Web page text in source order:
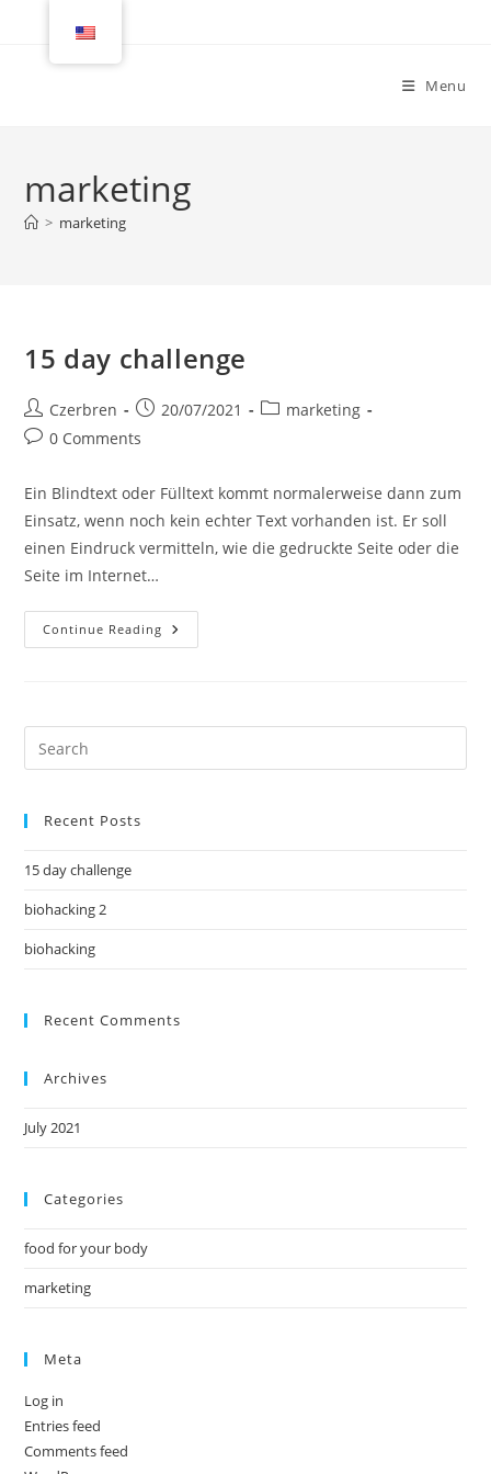
Menu
marketing
> marketing
15 day challenge
Czerbren 20/07/2021
marketing
0 Comments
Ein Blindtext oder Fülltext kommt normalerweise dann zum
Einsatz, wenn noch kein echter Text vorhanden ist. Er soll
einen Eindruck vermitteln, wie die gedruckte Seite oder die
Seite im Internet…
Continue Reading
Recent Posts
15 day challenge
biohacking 2
biohacking
Recent Comments
Archives
July 2021
Categories
food for your body
marketing
Meta
Log in
Entries feed
Comments feed